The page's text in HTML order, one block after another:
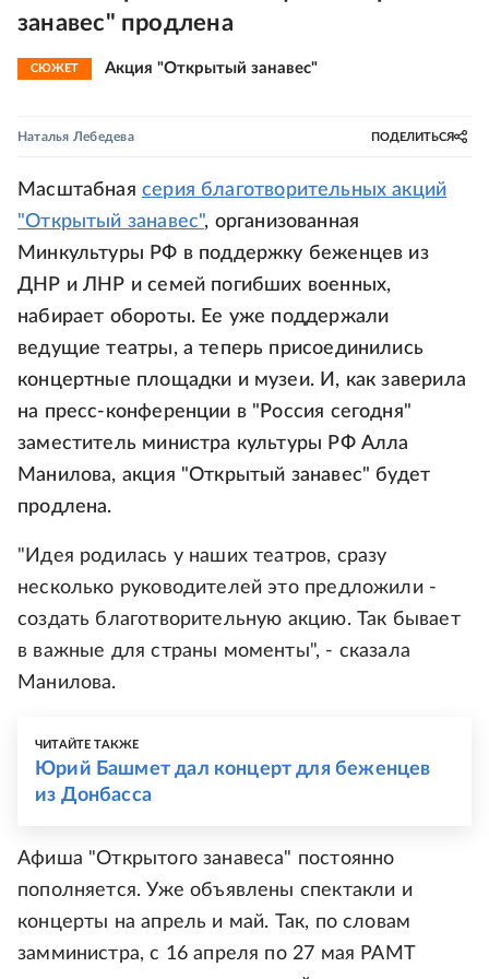
занавес" продлена
СЮЖЕТ Акция "Открытый занавес"
Наталья Лебедева ПОДЕЛИТЬСЯ
Масштабная серия благотворительных акций
"Открытый занавес", организованная
Минкультуры РФ в поддержку беженцев из
ДНР и ЛНР и семей погибших военных,
набирает обороты. Ее уже поддержали
ведущие театры, а теперь присоединились
концертные площадки и музеи. И, как заверила
на пресс-конференции в "Россия сегодня"
заместитель министра культуры РФ Алла
Манилова, акция "Открытый занавес" будет
продлена.
"Идея родилась у наших театров, сразу
несколько руководителей это предложили -
создать благотворительную акцию. Так бывает
в важные для страны моменты", - сказала
Манилова.
ЧИТАЙТЕ ТАКЖЕ
Юрий Башмет дал концерт для беженцев
из Донбасса
Афиша "Открытого занавеса" постоянно
пополняется. Уже объявлены спектакли и
концерты на апрель и май. Так, по словам
замминистра, с 16 апреля по 27 мая РАМТ